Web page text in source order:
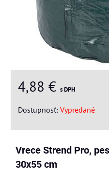
4,88 € s DPH
Dostupnosť: Vypredané
Vrece Strend Pro,
30x55 cm